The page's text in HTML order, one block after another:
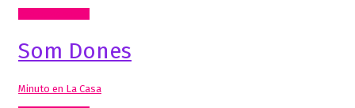
Som Dones
Minuto en La Casa